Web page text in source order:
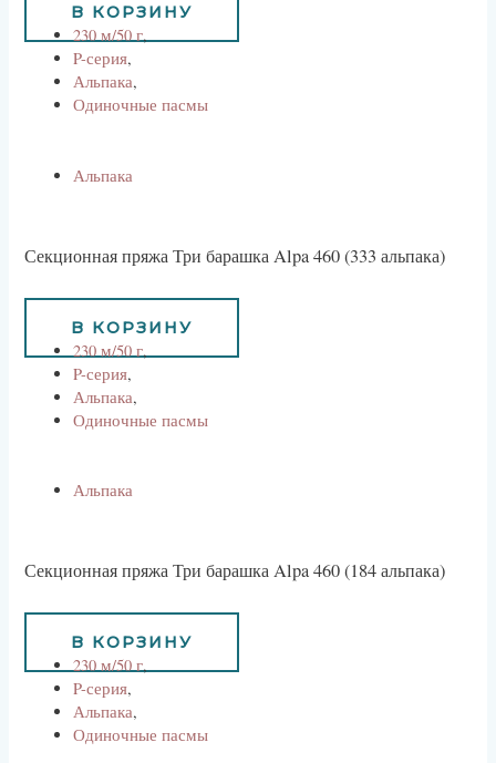
В КОРЗИНУ
230 м/50 г,
P-серия,
Альпака,
Одиночные пасмы
Альпака
Секционная пряжа Три барашка Alpa 460 (333 альпака)
734руб
В КОРЗИНУ
230 м/50 г,
P-серия,
Альпака,
Одиночные пасмы
Альпака
Секционная пряжа Три барашка Alpa 460 (184 альпака)
734руб
В КОРЗИНУ
230 м/50 г,
P-серия,
Альпака,
Одиночные пасмы